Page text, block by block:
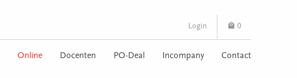
Login 0
Online Docenten PO-Deal Incompany Contact